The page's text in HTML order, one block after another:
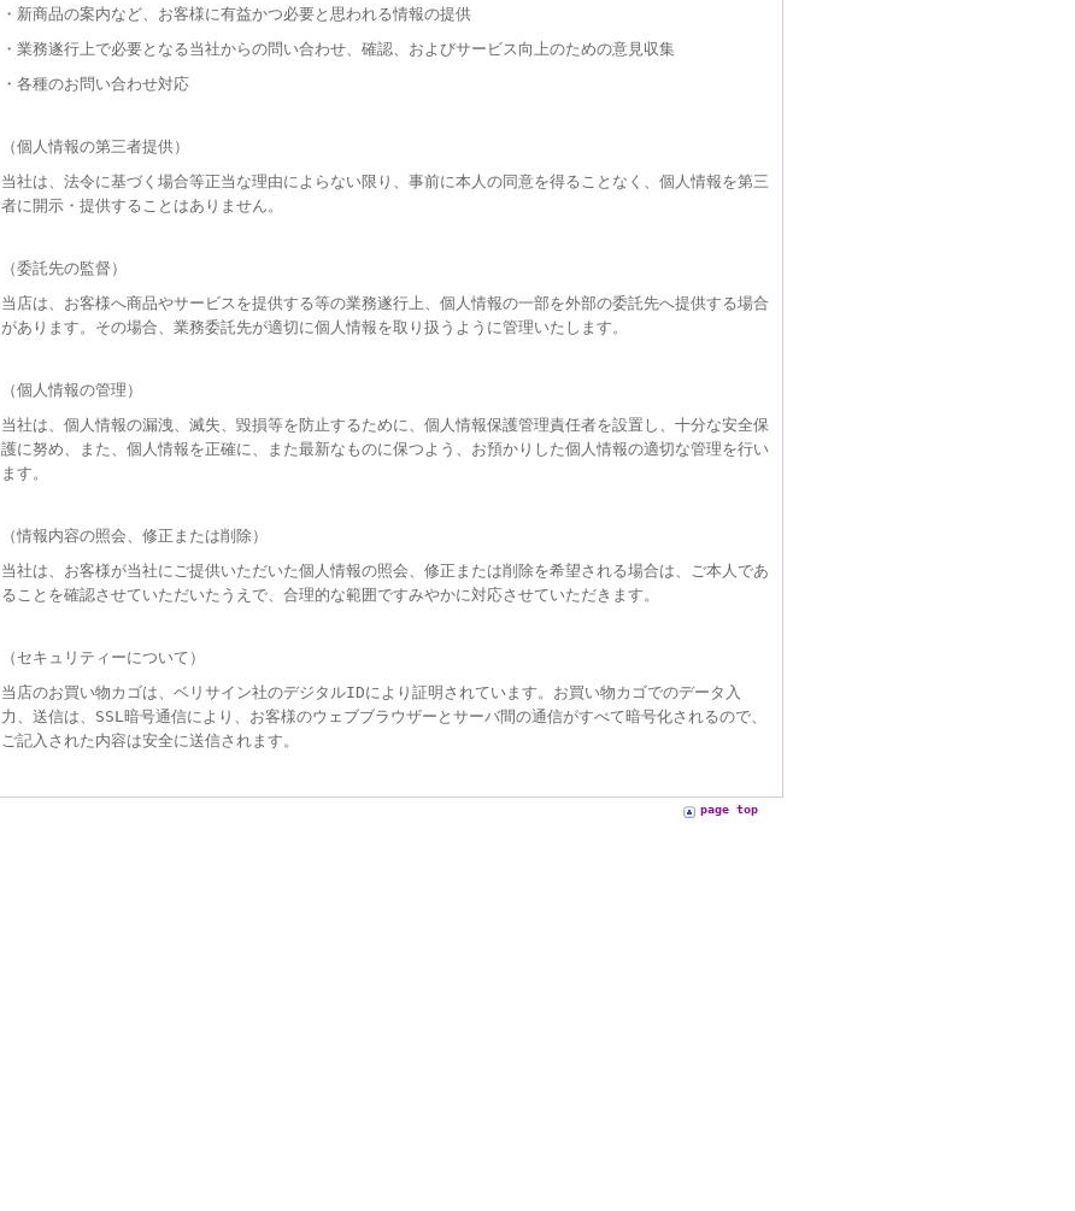
・新商品の案内など、お客様に有益かつ必要と思われる情報の提供
・業務遂行上で必要となる当社からの問い合わせ、確認、およびサービス向上のための意見収集
・各種のお問い合わせ対応
（個人情報の第三者提供）
当社は、法令に基づく場合等正当な理由によらない限り、事前に本人の同意を得ることなく、個人情報を第三
者に開示・提供することはありません。
（委託先の監督）
当店は、お客様へ商品やサービスを提供する等の業務遂行上、個人情報の一部を外部の委託先へ提供する場合
があります。その場合、業務委託先が適切に個人情報を取り扱うように管理いたします。
（個人情報の管理）
当社は、個人情報の漏洩、滅失、毀損等を防止するために、個人情報保護管理責任者を設置し、十分な安全保
護に努め、また、個人情報を正確に、また最新なものに保つよう、お預かりした個人情報の適切な管理を行い
ます。
（情報内容の照会、修正または削除）
当社は、お客様が当社にご提供いただいた個人情報の照会、修正または削除を希望される場合は、ご本人であ
ることを確認させていただいたうえで、合理的な範囲ですみやかに対応させていただきます。
（セキュリティーについて）
当店のお買い物カゴは、ベリサイン社のデジタルIDにより証明されています。お買い物カゴでのデータ入
力、送信は、SSL暗号通信により、お客様のウェブブラウザーとサーバ間の通信がすべて暗号化されるので、
ご記入された内容は安全に送信されます。
page top